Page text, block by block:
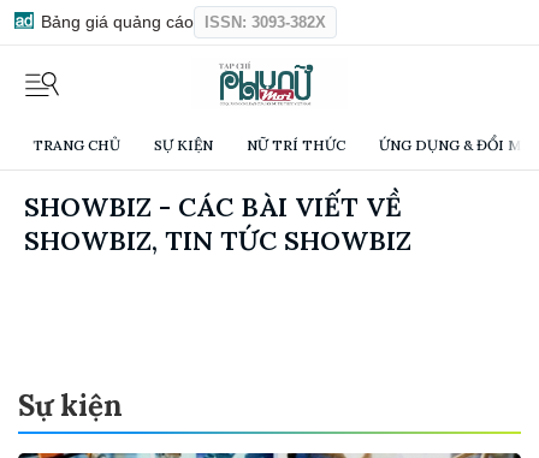
Bảng giá quảng cáo ISSN: 3093-382X
TRANG CHỦ SỰ KIỆN NỮ TRÍ THỨC ỨNG DỤNG & ĐỔI
SHOWBIZ - CÁC BÀI VIẾT VỀ
SHOWBIZ, TIN TỨC SHOWBIZ
Sự kiện